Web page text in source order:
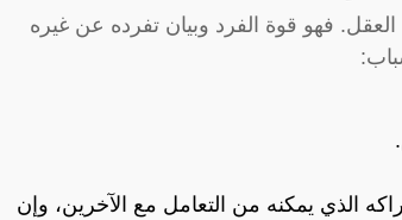
فهو قوة الفرد وبيان تفرده عن غيره
الذي يمكنه من التعامل مع الآخرين، وإن